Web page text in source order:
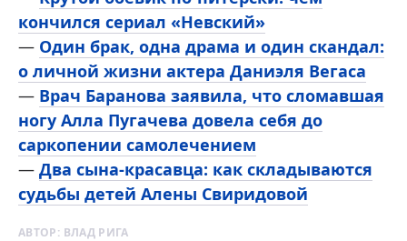
кончился сериал «Невский»
— Один брак, одна драма и один скандал:
о личной жизни актера Даниэля Вегаса
— Врач Баранова заявила, что сломавшая
ногу Алла Пугачева довела себя до
саркопении самолечением
— Два сына-красавца: как складываются
судьбы детей Алены Свиридовой
АВТОР: ВЛАД РИГА